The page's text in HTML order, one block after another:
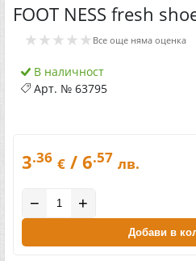
FOOT NESS fresh
★★★★★ Все още няма оценка
В наличност
Арт. № 63795
3.36 € / 6.57 лв.
− +
Добави в